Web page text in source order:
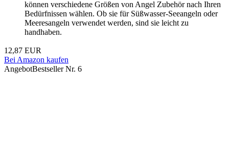
können verschiedene Größen von Angel Zubehör nach Ihren
Bedürfnissen wählen. Ob sie für Süßwasser-Seeangeln oder
Meeresangeln verwendet werden, sind sie leicht zu
handhaben.
12,87 EUR
Bei Amazon kaufen
AngebotBestseller Nr. 6